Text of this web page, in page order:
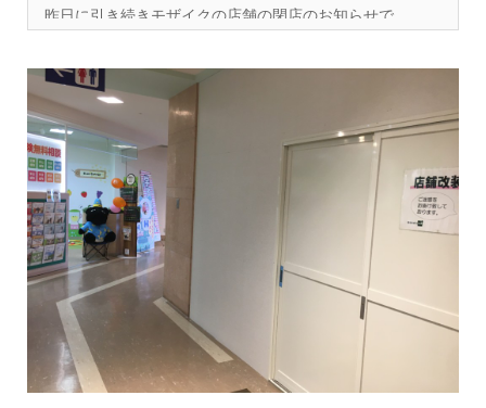
昨日に引き続きモザイクの店舗の閉店のお知らせで...